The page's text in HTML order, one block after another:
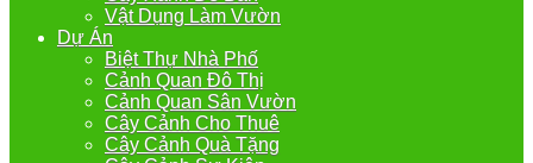
Vật Dụng Làm Vườn
Dự Án
Biệt Thự Nhà Phố
Cảnh Quan Đô Thị
Cảnh Quan Sân Vườn
Cây Cảnh Cho Thuê
Cây Cảnh Quà Tặng